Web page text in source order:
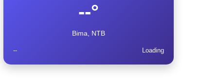
--°
Bima, NTB
-- Loading